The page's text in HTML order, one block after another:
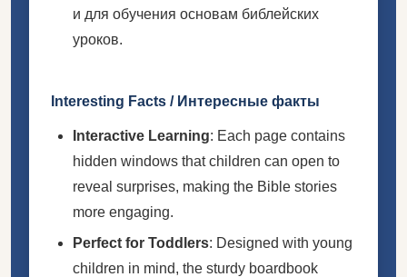
и для обучения основам библейских
уроков.
Interesting Facts / Интересные факты
Interactive Learning: Each page contains
hidden windows that children can open to
reveal surprises, making the Bible stories
more engaging.
Perfect for Toddlers: Designed with young
children in mind, the sturdy boardbook